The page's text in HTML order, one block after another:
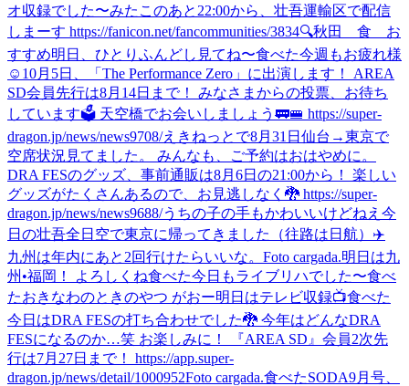
オ収録でした〜みた このあと22:00から、壮吾運輸区で配信
しまーす https://fanicon.net/fancommunities/3834🔍秋田 食 お
すすめ明日、ひとりふんどし見てね〜食べた今週もお疲れ様
☺️ 10月5日、「The Performance Zero」に出演します！ AREA
SD会員先行は8月14日まで！ みなさまからの投票、お待ち
しています🗳️ 天空橋でお会いしましょう🚃🚝 https://super-
dragon.jp/news/news9708/えきねっとで8月31日仙台→東京で
空席状況見てました。 みんなも、ご予約はおはやめに。
DRA FESのグッズ、事前通販は8月6日の21:00から！ 楽しい
グッズがたくさんあるので、お見逃しなく🐉 https://super-
dragon.jp/news/news9688/うちの子の手もかわいいけどねえ 今
日の壮吾全日空で東京に帰ってきました（往路は日航）✈️
九州は年内にあと2回行けたらいいな。 Foto cargada.明日は九
州•福岡！ よろしくね食べた今日もライブリハでした〜食べ
たおきなわのときのやつ がおー明日はテレビ収録📺食べた
今日はDRA FESの打ち合わせでした🐉 今年はどんなDRA
FESになるのか…笑 お楽しみに！ 『AREA SD』会員2次先
行は7月27日まで！ https://app.super-
dragon.jp/news/detail/1000952Foto cargada.食べたSODA9月号、